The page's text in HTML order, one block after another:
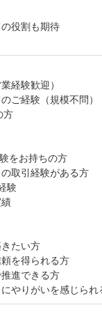
役割も期待
経験歓迎）
ご経験（規模不問）
方
をお持ちの方
取引経験がある方
験
たい方
を得られる方
進できる方
やりがいを感じられ